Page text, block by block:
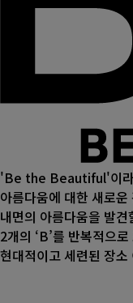
'Be the Beautiful'이라
아름다움에 대한 새로운
내면의 아름다움을 발
2개의 ‘B’를 반복적으
현대적이고 세련된 장